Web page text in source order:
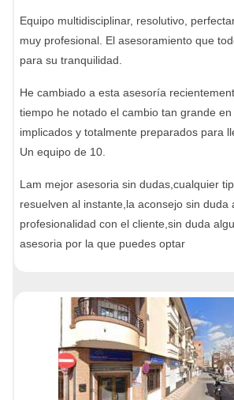
Equipo multidisciplinar, resolutivo,
muy profesional. El asesoramiento que
para su tranquilidad.
He cambiado a esta asesoría
tiempo he notado el cambio tan grande en
implicados y totalmente preparados para
Un equipo de 10.
Lam mejor asesoria sin dudas,cualquier
resuelven al instante,la aconsejo sin duda
profesionalidad con el cliente,sin duda
asesoria por la que puedes optar